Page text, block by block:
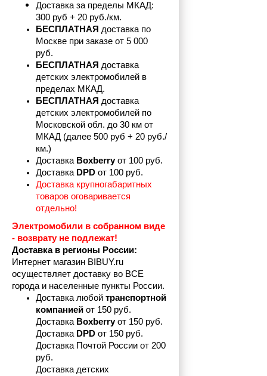
Доставка за пределы МКАД:
300 руб + 20 руб./км.
БЕСПЛАТНАЯ доставка по
Москве при заказе от 5 000
руб.
БЕСПЛАТНАЯ доставка
детских электромобилей в
пределах МКАД.
БЕСПЛАТНАЯ доставка
детских электромобилей по
Московской обл. до 30 км от
МКАД (далее 500 руб + 20 руб./
км.)
Доставка Boxberry от 100 руб.
Доставка DPD от 100 руб.
Доставка крупногабаритных
товаров оговаривается
отдельно!
Электромобили в собранном виде
- возврату не подлежат!
Доставка в регионы России:
Интернет магазин BIBUY.ru
осуществляет доставку во ВСЕ
города и населенные пункты России.
Доставка любой транспортной
компанией от 150 руб.
Доставка Boxberry от 150 руб.
Доставка DPD от 150 руб.
Доставка Почтой России от 200
руб.
Доставка детских